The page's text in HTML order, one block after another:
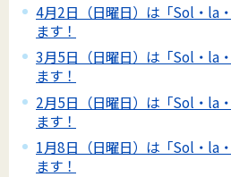
4月2日（日曜日）は「Sol・la
ます！
3月5日（日曜日）は「Sol・la
ます！
2月5日（日曜日）は「Sol・la
ます！
1月8日（日曜日）は「Sol・la
ます！